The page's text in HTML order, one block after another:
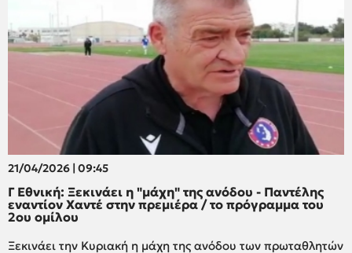
21/04/2026 | 09:45
Γ Εθνική: Ξεκινάει η "μάχη" της ανόδου - Παντέλης
εναντίον Χαντέ στην πρεμιέρα / το πρόγραμμα του
2ου ομίλου
Ξεκινάει την Κυριακή η μάχη της ανόδου των πρωταθλητών